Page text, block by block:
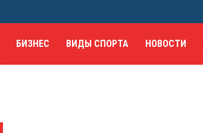
БИЗНЕС ВИДЫ СПОРТА НОВОСТИ